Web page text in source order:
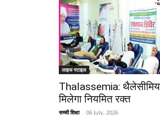
लाइफ स्टाइल
Thalassemia:
मिलेगा नियमित रक्त
सच्ची शिक्षा - 06 July, 2026